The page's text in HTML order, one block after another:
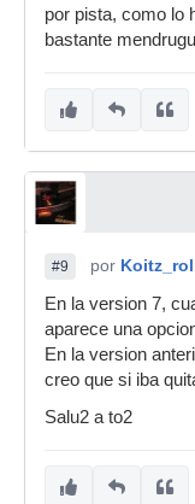
por pista, como lo
bastante
#9 por
En la version 7,
aparece una
En la version
creo que si iba
Salu2 a to2